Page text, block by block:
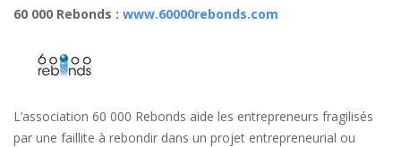
60 000 Rebonds : www.60000rebonds.com
L’association 60 000 Rebonds aide les entrepreneurs fragilisés
par une faillite à rebondir dans un projet entrepreneurial ou